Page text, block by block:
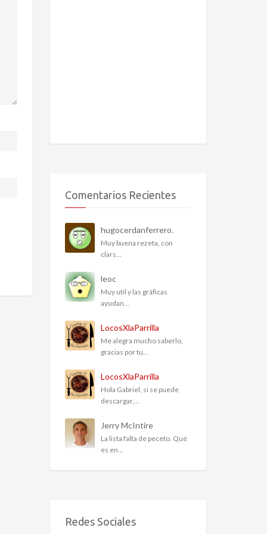
Comentarios Recientes
hugocerdanferrero.
Muy buena rezeta, con
clars...
leoc
Muy util y las gráficas
ayudan...
LocosXlaParrilla
Me alegra mucho saberlo,
gracias por tu...
LocosXlaParrilla
Hola Gabriel, si se puede
descargar,...
Jerry McIntire
La lista falta de peceto. Qué
es en...
Redes Sociales